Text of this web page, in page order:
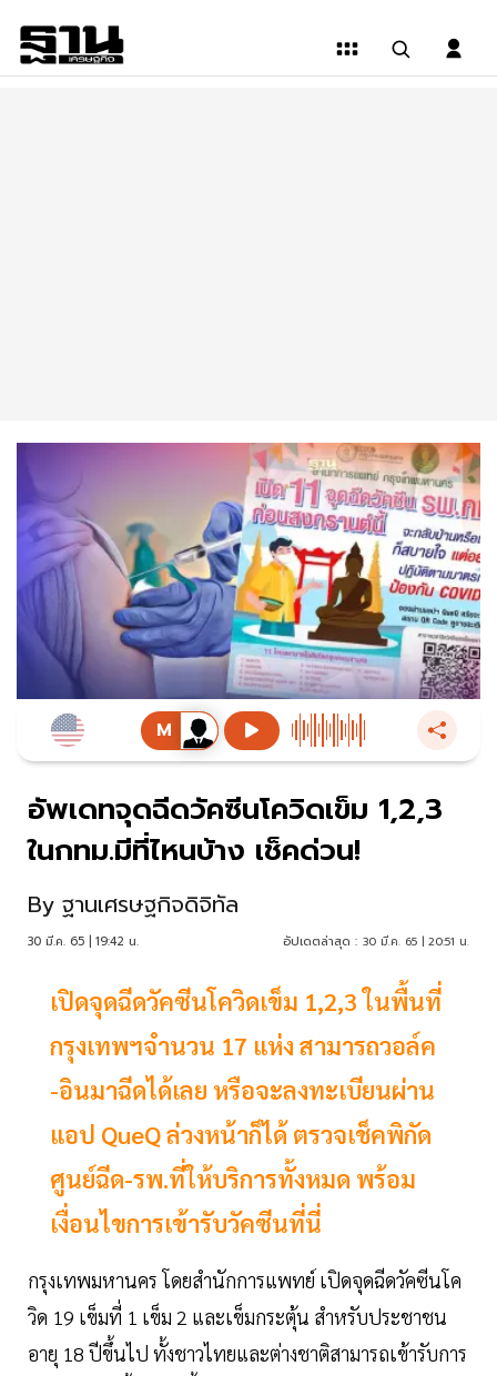
อัพเดทจุดฉีดวัคซีนโควิดเข็ม 1,2,3
ในกทม.มีที่ไหนบ้าง เช็คด่วน!
By ฐานเศรษฐกิจดิจิทัล
30 มี.ค. 65 | 19:42 น. อัปเดตล่าสุด : 30 มี.ค. 65 | 20:51 น.
เปิดจุดฉีดวัคซีนโควิดเข็ม 1,2,3 ในพื้นที่
กรุงเทพฯจำนวน 17 แห่ง สามารถวอล์ค
-อินมาฉีดได้เลย หรือจะลงทะเบียนผ่าน
แอป QueQ ล่วงหน้าก็ได้ ตรวจเช็คพิกัด
ศูนย์ฉีด-รพ.ที่ให้บริการทั้งหมด พร้อม
เงื่อนไขการเข้ารับวัคซีนที่นี่
กรุงเทพมหานคร โดยสำนักการแพทย์ เปิดจุดฉีดวัคซีนโค
วิด 19 เข็มที่ 1 เข็ม 2 และเข็มกระตุ้น สำหรับประชาชน
อายุ 18 ปีขึ้นไป ทั้งชาวไทยและต่างชาติสามารถเข้ารับการ